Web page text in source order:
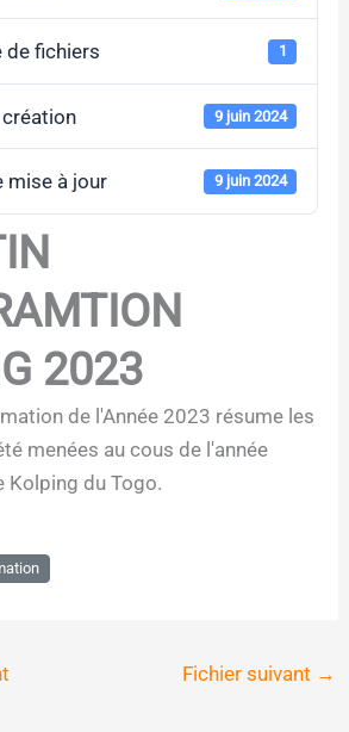
de fichiers 1
9 juin 2024
mise à jour 9 juin 2024
2023
de l'Année 2023 résume les
menées au cous de l'année
Kolping du Togo.
Fichier suivant →